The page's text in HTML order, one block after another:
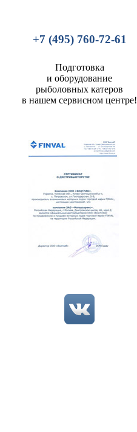
+7 (495) 760-72-61
Подготовка
и оборудование
рыболовных катеров
в нашем сервисном центре!